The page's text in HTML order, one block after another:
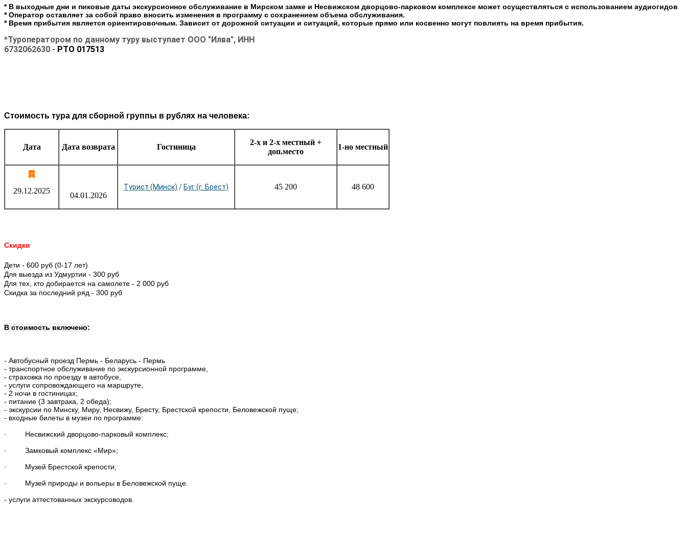
* В выходные дни и пиковые даты экскурсионное обслуживание в Мирском замке и Несвижском дворцово-парковом комплексе может осуществляться с использованием аудиогидов
* Оператор оставляет за собой право вносить изменения в программу с сохранением объема обслуживания.
* Время прибытия является ориентировочным. Зависит от дорожной ситуации и ситуаций, которые прямо или косвенно могут повлиять на время прибытия.
*Туроператором по данному туру выступает ООО "Илва", ИНН
6732062630 - РТО 017513
Стоимость тура для сборной группы в рублях на человека:
Дата Дата возврата Гостиница
2-х и 2-х местный +
доп.место
1-но местный
29.12.2025
04.01.2026
Турист (Минск) / Буг (г. Брест) 45 200 48 600
Скидки
Дети - 600 руб (0-17 лет)
Для выезда из Удмуртии - 300 руб
Для тех, кто добирается на самолете - 2 000 руб
Скидка за последний ряд - 300 руб
В стоимость включено:
- Автобусный проезд Пермь - Беларусь - Пермь
- транспортное обслуживание по экскурсионной программе,
- страховка по проезду в автобусе,
- услуги сопровождающего на маршруте,
- 2 ночи в гостиницах;
- питание (3 завтрака, 2 обеда);
- экскурсии по Минску, Миру, Несвижу, Бресту, Брестской крепости, Беловежской пуще;
- входные билеты в музеи по программе:
· Несвижский дворцово-парковый комплекс;
· Замковый комплекс «Мир»;
· Музей Брестской крепости;
· Музей природы и вольеры в Беловежской пуще.
- услуги аттестованных экскурсоводов.